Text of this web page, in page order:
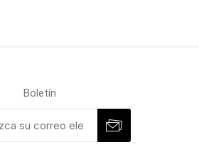
Boletín